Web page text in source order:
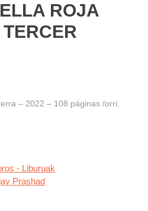
ROJA
– 2022 – 108 páginas /orri.
- Liburuak
Prashad